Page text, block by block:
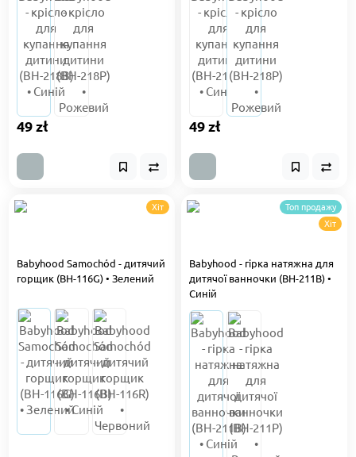
49 zł 49 zł
Хіт
Babyhood Samochód - дитячий
горщик (BH-116G) • Зелений
Топ продажу
Хіт
Babyhood - гірка натяжна для
дитячої ванночки (BH-211B) •
Синій